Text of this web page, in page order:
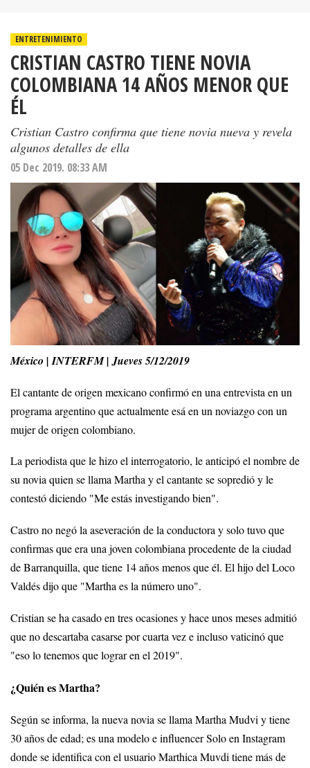
ENTRETENIMIENTO
CRISTIAN CASTRO TIENE NOVIA
COLOMBIANA 14 AÑOS MENOR QUE
ÉL
Cristian Castro confirma que tiene novia nueva y revela
algunos detalles de ella
05 Dec 2019. 08:33 AM
México | INTERFM | Jueves 5/12/2019
El cantante de origen mexicano confirmó en una entrevista en un
programa argentino que actualmente esá en un noviazgo con un
mujer de origen colombiano.
La periodista que le hizo el interrogatorio, le anticipó el nombre de
su novia quien se llama Martha y el cantante se sopredió y le
contestó diciendo "Me estás investigando bien".
Castro no negó la aseveración de la conductora y solo tuvo que
confirmas que era una joven colombiana procedente de la ciudad
de Barranquilla, que tiene 14 años menos que él. El hijo del Loco
Valdés dijo que "Martha es la número uno".
Cristian se ha casado en tres ocasiones y hace unos meses admitió
que no descartaba casarse por cuarta vez e incluso vaticinó que
"eso lo tenemos que lograr en el 2019".
¿Quién es Martha?
Según se informa, la nueva novia se llama Martha Mudvi y tiene
30 años de edad; es una modelo e influencer Solo en Instagram
donde se identifica con el usuario Marthica Muvdi tiene más de